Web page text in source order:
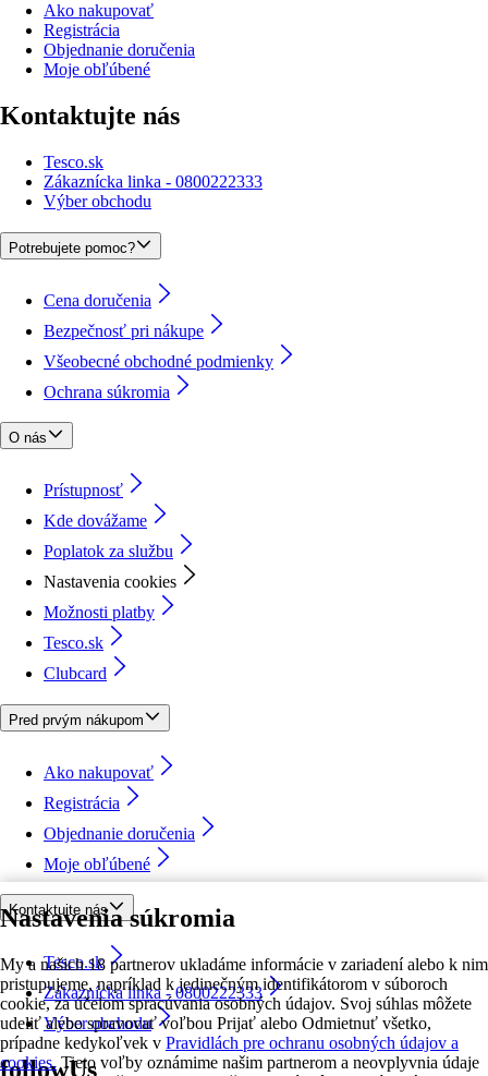
Nastavenia súkromia
My a našich 18 partnerov ukladáme informácie v zariadení alebo k nim
pristupujeme, napríklad k jedinečným identifikátorom v súboroch
cookie, za účelom spracúvania osobných údajov. Svoj súhlas môžete
udeliť alebo spravovať voľbou Prijať alebo Odmietnuť všetko,
prípadne kedykoľvek v Pravidlách pre ochranu osobných údajov a
cookies. Tieto voľby oznámime našim partnerom a neovplyvnia údaje
Ako nakupovať
Registrácia
Objednanie doručenia
Moje obľúbené
Kontaktujte nás
Tesco.sk
Zákaznícka linka - 0800222333
Výber obchodu
Potrebujete pomoc?
Cena doručenia
Bezpečnosť pri nákupe
Všeobecné obchodné podmienky
Ochrana súkromia
O nás
Prístupnosť
Kde dovážame
Poplatok za službu
Nastavenia cookies
Možnosti platby
Tesco.sk
Clubcard
Pred prvým nákupom
Ako nakupovať
Registrácia
Objednanie doručenia
Moje obľúbené
Kontaktujte nás
Tesco.sk
Zákaznícka linka - 0800222333
Výber obchodu
followUs